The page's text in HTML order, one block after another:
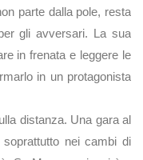
parte dalla pole, resta
gli avversari. La sua
in frenata e leggere le
in un protagonista
distanza. Una gara al
nei cambi di